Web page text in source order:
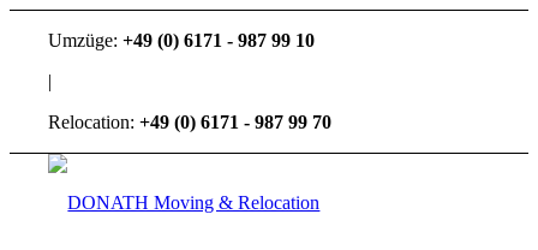
Umzüge: +49 (0) 6171 - 987 99 10
|
Relocation: +49 (0) 6171 - 987 99 70